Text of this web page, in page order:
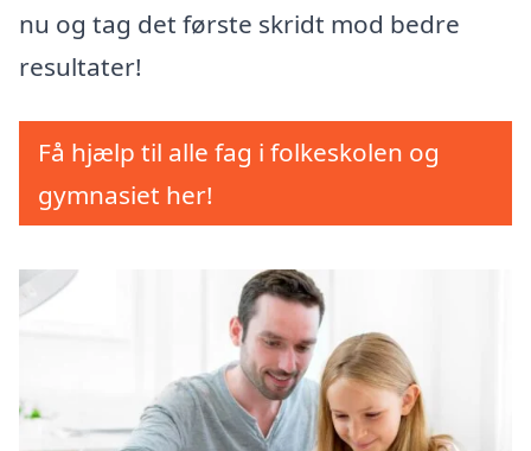
nu og tag det første skridt mod bedre
resultater!
Få hjælp til alle fag i folkeskolen og
gymnasiet her!